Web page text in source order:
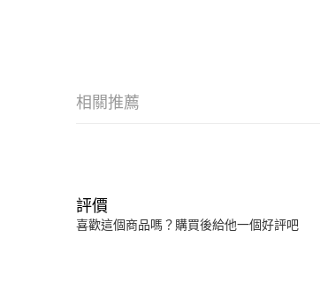
相關推薦
評價
喜歡這個商品嗎？購買後給他一個好評吧